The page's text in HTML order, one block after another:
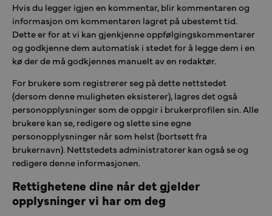
Hvis du legger igjen en kommentar, blir kommentaren og
informasjon om kommentaren lagret på ubestemt tid.
Dette er for at vi kan gjenkjenne oppfølgingskommentarer
og godkjenne dem automatisk i stedet for å legge dem i en
kø der de må godkjennes manuelt av en redaktør.
For brukere som registrerer seg på dette nettstedet
(dersom denne muligheten eksisterer), lagres det også
personopplysninger som de oppgir i brukerprofilen sin. Alle
brukere kan se, redigere og slette sine egne
personopplysninger når som helst (bortsett fra
brukernavn). Nettstedets administratorer kan også se og
redigere denne informasjonen.
Rettighetene dine når det gjelder
opplysninger vi har om deg